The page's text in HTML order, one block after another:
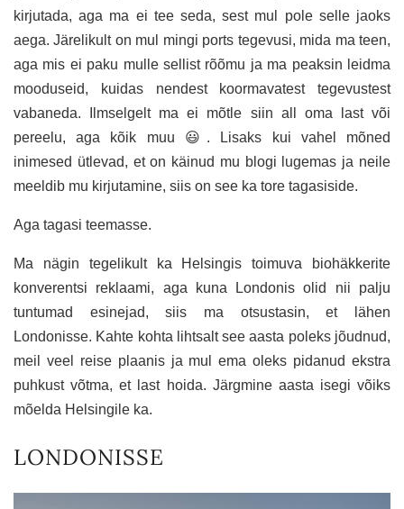
kirjutada, aga ma ei tee seda, sest mul pole selle jaoks
aega. Järelikult on mul mingi ports tegevusi, mida ma teen,
aga mis ei paku mulle sellist rõõmu ja ma peaksin leidma
mooduseid, kuidas nendest koormavatest tegevustest
vabaneda. Ilmselgelt ma ei mõtle siin all oma last või
pereelu, aga kõik muu 😃. Lisaks kui vahel mõned
inimesed ütlevad, et on käinud mu blogi lugemas ja neile
meeldib mu kirjutamine, siis on see ka tore tagasiside.
Aga tagasi teemasse.
Ma nägin tegelikult ka Helsingis toimuva biohäkkerite
konverentsi reklaami, aga kuna Londonis olid nii palju
tuntumad esinejad, siis ma otsustasin, et lähen
Londonisse. Kahte kohta lihtsalt see aasta poleks jõudnud,
meil veel reise plaanis ja mul ema oleks pidanud ekstra
puhkust võtma, et last hoida. Järgmine aasta isegi võiks
mõelda Helsingile ka.
LONDONISSE